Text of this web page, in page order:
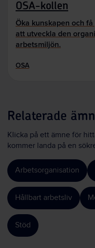
OSA-kollen
Öka kunskapen och
att utveckla den
arbetsmiljön.
OSA
Relaterade
Klicka på ett ämne för
kommer landa på en
Arbetsorganisation
Hållbart arbetsliv
Stöd